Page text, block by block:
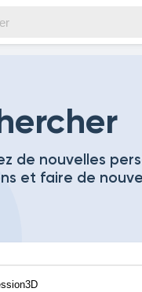
Mes événements
de nouvelles
et faire de